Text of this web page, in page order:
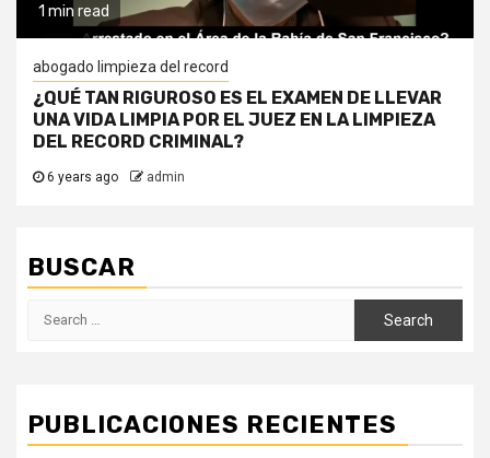
1 min read
abogado limpieza del record
¿QUÉ TAN RIGUROSO ES EL EXAMEN DE LLEVAR
UNA VIDA LIMPIA POR EL JUEZ EN LA LIMPIEZA
DEL RECORD CRIMINAL?
6 years ago admin
BUSCAR
PUBLICACIONES RECIENTES